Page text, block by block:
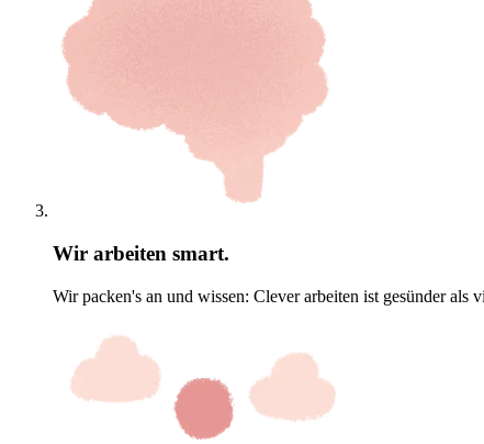
Wir arbeiten smart.
Wir packen's an und wissen: Clever arbeiten ist gesünder als